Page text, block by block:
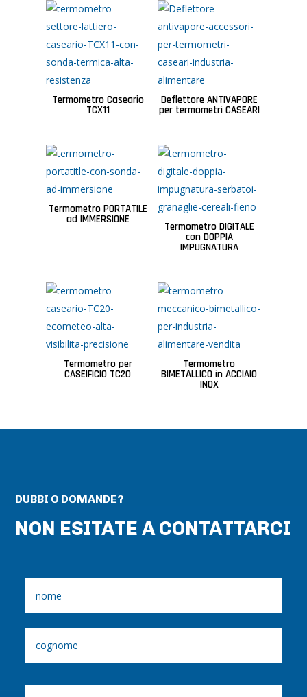
Termometro Caseario
TCX11
Deflettore ANTIVAPORE
per termometri CASEARI
Termometro PORTATILE
ad IMMERSIONE
Termometro DIGITALE
con DOPPIA
IMPUGNATURA
Termometro per
CASEIFICIO TC20
Termometro
BIMETALLICO in ACCIAIO
INOX
DUBBI O DOMANDE?
NON ESITATE A CONTATTARCI